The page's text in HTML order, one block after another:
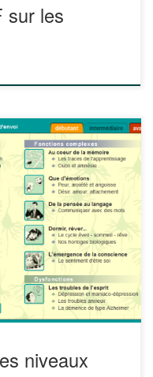
sur les
site web interactif sur
Le site propose,
des
débutant,
du cerveau. Il
niveaux